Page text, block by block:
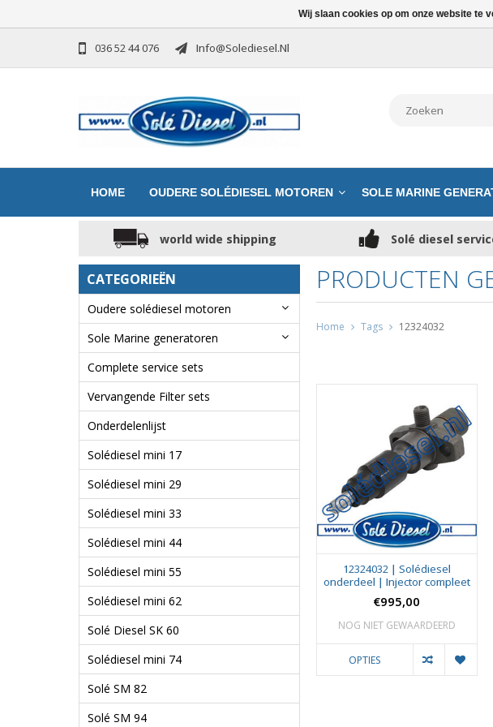
036 52 44 076 Info@solediesel.nl
HOME OUDERE SOLÉDIESEL MOTOREN SOLE MARINE
world wide shipping Solé diesel
CATEGORIEËN
Oudere solédiesel motoren
Sole Marine generatoren
Complete service sets
Vervangende Filter sets
Onderdelenlijst
Solédiesel mini 17
Solédiesel mini 29
Solédiesel mini 33
Solédiesel mini 44
Solédiesel mini 55
Solédiesel mini 62
Solé Diesel SK 60
Solédiesel mini 74
Solé SM 82
Solé SM 94
PRODUCTEN
Home Tags 12324032
12324032 | Solédiesel
onderdeel | Injector compleet
€995,00
NOG NIET GEWAARDEERD
OPTIES
Wij slaan cookies op om onze website te